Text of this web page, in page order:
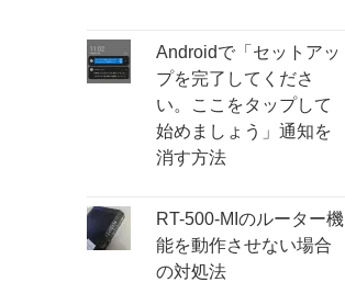
Androidで「セットアッ
プを完了してくださ
い。ここをタップして
始めましょう」通知を
消す方法
RT-500-MIのルーター機
能を動作させない場合
の対処法